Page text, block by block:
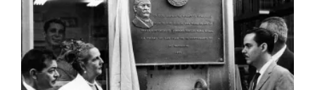
como
gobernador
de
Puerto
Rico